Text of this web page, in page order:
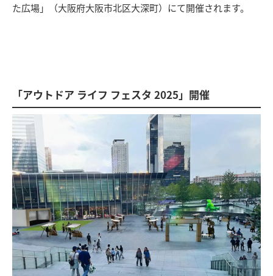
た広場」（大阪府大阪市北区大深町）にて開催されます。
「アウトドア ライフ フェスタ 2025」開催